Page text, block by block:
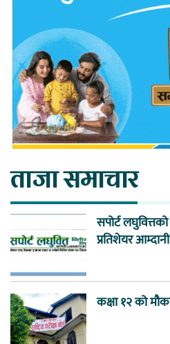
ताजा समाचार
सपोर्ट
प्रतिशेयर
कक्षा १२ को